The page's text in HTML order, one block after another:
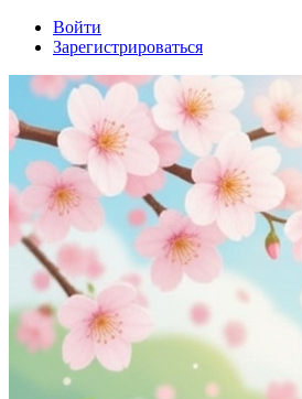
Войти
Зарегистрироваться